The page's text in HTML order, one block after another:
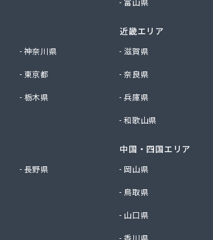
神奈川県
東京都
栃木県
長野県
富山県
近畿エリア
滋賀県
奈良県
兵庫県
和歌山県
中国・四国エリア
岡山県
鳥取県
山口県